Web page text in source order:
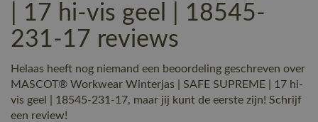
| 17 hi-vis geel | 18545-
231-17 reviews
Helaas heeft nog niemand een beoordeling geschreven over
MASCOT® Workwear Winterjas | SAFE SUPREME | 17 hi-
vis geel | 18545-231-17, maar jij kunt de eerste zijn! Schrijf
een review!